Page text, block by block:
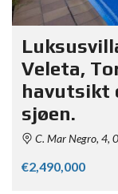
Veleta,
havutsikt
sjøen.
C. Mar Negro, 4,
€2,490,000